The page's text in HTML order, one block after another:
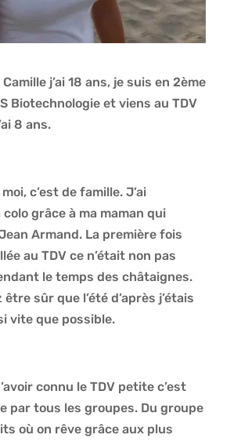
j’ai 18 ans, je suis en 2ème
Biotechnologie et viens au TDV
8 ans.
c’est de famille. J’ai
grâce à ma maman qui
Armand. La première fois
au TDV ce n’était non pas
le temps des châtaignes.
sûr que l’été d’après j’étais
vite que possible.
connu le TDV petite c’est
par tous les groupes. Du groupe
où on rêve grâce aux plus